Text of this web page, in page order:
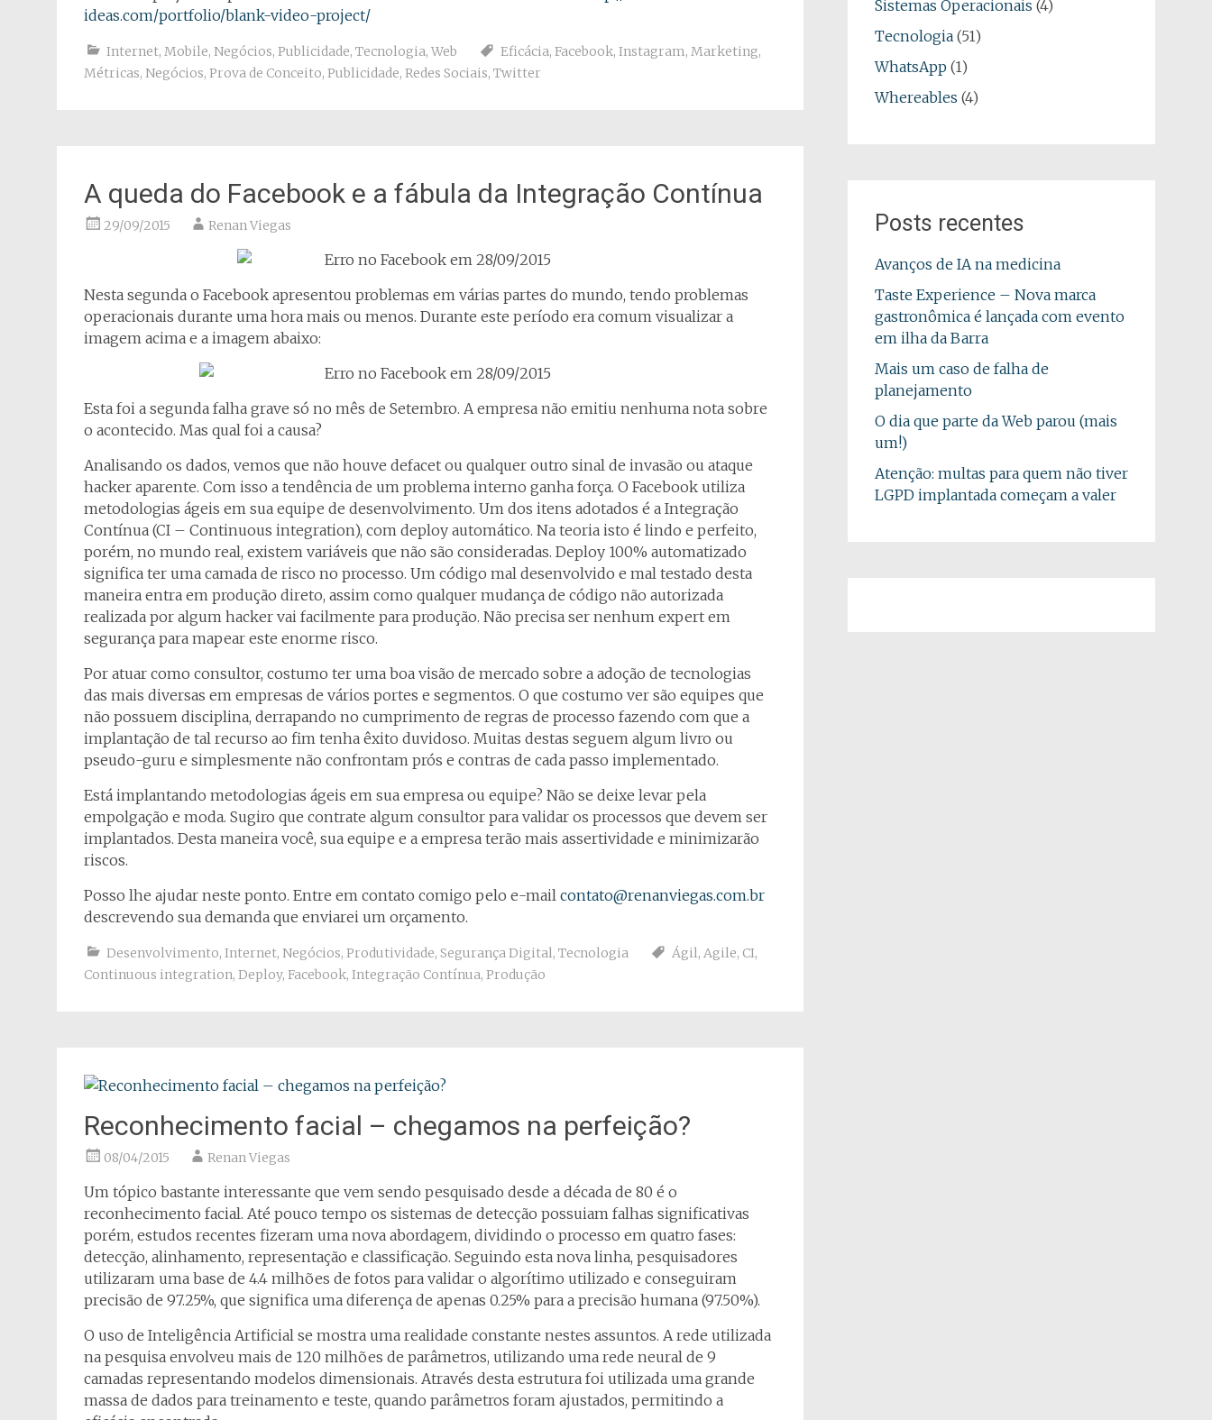
ideas.com/portfolio/blank-video-project/
Internet, Mobile, Negócios, Publicidade, Tecnologia, Web Eficácia, Facebook, Instagram, Marketing,
Métricas, Negócios, Prova de Conceito, Publicidade, Redes Sociais, Twitter
A queda do Facebook e a fábula da Integração Contínua
29/09/2015 Renan Viegas
Nesta segunda o Facebook apresentou problemas em várias partes do mundo, tendo problemas
operacionais durante uma hora mais ou menos. Durante este período era comum visualizar a
imagem acima e a imagem abaixo:
Esta foi a segunda falha grave só no mês de Setembro. A empresa não emitiu nenhuma nota sobre
o acontecido. Mas qual foi a causa?
Analisando os dados, vemos que não houve defacet ou qualquer outro sinal de invasão ou ataque
hacker aparente. Com isso a tendência de um problema interno ganha força. O Facebook utiliza
metodologias ágeis em sua equipe de desenvolvimento. Um dos itens adotados é a Integração
Contínua (CI – Continuous integration), com deploy automático. Na teoria isto é lindo e perfeito,
porém, no mundo real, existem variáveis que não são consideradas. Deploy 100% automatizado
significa ter uma camada de risco no processo. Um código mal desenvolvido e mal testado desta
maneira entra em produção direto, assim como qualquer mudança de código não autorizada
realizada por algum hacker vai facilmente para produção. Não precisa ser nenhum expert em
segurança para mapear este enorme risco.
Por atuar como consultor, costumo ter uma boa visão de mercado sobre a adoção de tecnologias
das mais diversas em empresas de vários portes e segmentos. O que costumo ver são equipes que
não possuem disciplina, derrapando no cumprimento de regras de processo fazendo com que a
implantação de tal recurso ao fim tenha êxito duvidoso. Muitas destas seguem algum livro ou
pseudo-guru e simplesmente não confrontam prós e contras de cada passo implementado.
Está implantando metodologias ágeis em sua empresa ou equipe? Não se deixe levar pela
empolgação e moda. Sugiro que contrate algum consultor para validar os processos que devem ser
implantados. Desta maneira você, sua equipe e a empresa terão mais assertividade e minimizarão
riscos.
Posso lhe ajudar neste ponto. Entre em contato comigo pelo e-mail contato@renanviegas.com.br
descrevendo sua demanda que enviarei um orçamento.
Desenvolvimento, Internet, Negócios, Produtividade, Segurança Digital, Tecnologia Ágil, Agile, CI,
Continuous integration, Deploy, Facebook, Integração Contínua, Produção
Reconhecimento facial – chegamos na perfeição?
08/04/2015 Renan Viegas
Um tópico bastante interessante que vem sendo pesquisado desde a década de 80 é o
reconhecimento facial. Até pouco tempo os sistemas de detecção possuiam falhas significativas
porém, estudos recentes fizeram uma nova abordagem, dividindo o processo em quatro fases:
detecção, alinhamento, representação e classificação. Seguindo esta nova linha, pesquisadores
utilizaram uma base de 4.4 milhões de fotos para validar o algorítimo utilizado e conseguiram
precisão de 97.25%, que significa uma diferença de apenas 0.25% para a precisão humana (97.50%).
O uso de Inteligência Artificial se mostra uma realidade constante nestes assuntos. A rede utilizada
na pesquisa envolveu mais de 120 milhões de parâmetros, utilizando uma rede neural de 9
camadas representando modelos dimensionais. Através desta estrutura foi utilizada uma grande
massa de dados para treinamento e teste, quando parâmetros foram ajustados, permitindo a
Sistemas Operacionais (4)
Tecnologia(51)
WhatsApp (1)
Whereables (4)
Posts recentes
Avanços de IA na medicina
Taste Experience – Nova marca
gastronômica é lançada com evento
em ilha da Barra
Mais um caso de falha de
planejamento
O dia que parte da Web parou (mais
um!)
Atenção: multas para quem não tiver
LGPD implantada começam a valer